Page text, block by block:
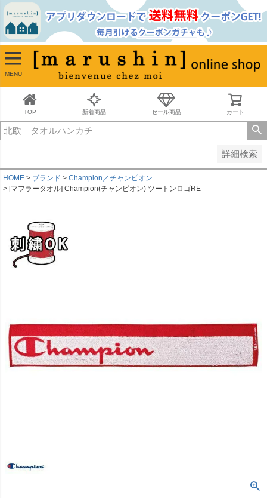
MENU
TOP 新着商品 セール商品 カート
詳細検索
並び順
新着順
古い順
価格が安い順
価格が高い順
キーワードヒット順
HOME ブランド
Champion／チャンピオン
[マフラータオル] Champion(チャンピオン) ツートンロゴRE